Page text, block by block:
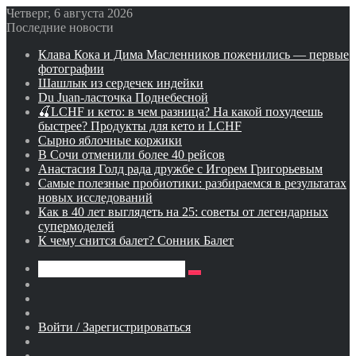
Четверг, 6 августа 2026
Последние новости
Клава Кока и Дима Масленников поженились — первые
фотографии
Шашлык из сердечек индейки
Du Juan-ласточка Поднебесной
🍒LCHF и кето: в чем разница? На какой похудеешь
быстрее? Продукты для кето и LCHF
Сырно яблочные коржики
В Сочи отменили более 40 рейсов
Анастасия Голд рада дружбе с Игорем Григорьевым
Самые полезные пробиотики: разбираемся в результатах
новых исследований
Как в 40 лет выглядеть на 25: советы от легендарных
супермоделей
К чему снится балет? Сонник Балет
Искать
статья
Войти / Зарегистрироваться